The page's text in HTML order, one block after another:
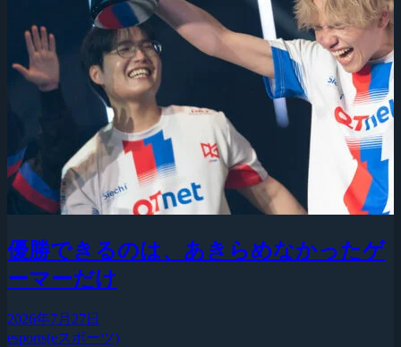
優勝できるのは、あきらめなかったゲ
ーマーだけ
2026年7月27日
esports(eスポーツ)